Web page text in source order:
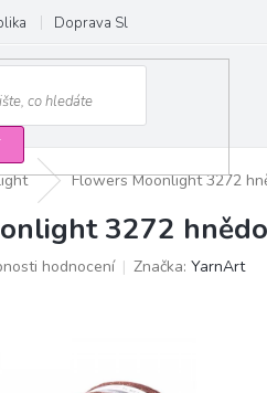
Doprava Slovensko a EU
Flowers Moonlight 3272
3272
hodnocení Značka: YarnArt